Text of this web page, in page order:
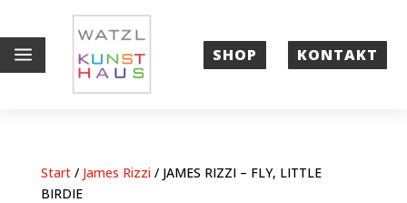
a SHOP KONTAKT
Start/ James Rizzi/ JAMES RIZZI – FLY, LITTLE
BIRDIE